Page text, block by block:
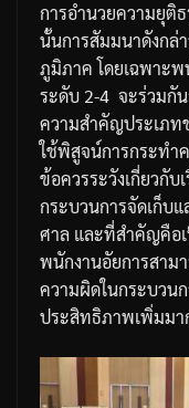
การอำนวยความยุติ
นั้นการสัมมนาดังกล่
ภูมิภาค โดยเฉพาะ
ระดับ 2-4 จะร่วมกัน
ความสำคัญประเภท
ใช้พิสูจน์การกระทำ
ข้อควรระวังเกี่ยวกั
กระบวนการจัดเก็บ
ศาล และที่สำคัญคือ
พนักงานอัยการสาม
ความผิดในกระบวน
ประสิทธิภาพเพิ่มม